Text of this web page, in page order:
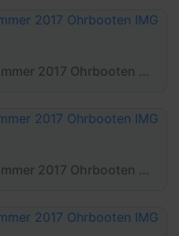
2017 08 17 Chiemsee Summer 2017 Ohrbooten IMG 9703 Rydle net
2017 08 17 Chiemsee Summer 2017 Ohrbooten IMG 9713 Rydle net